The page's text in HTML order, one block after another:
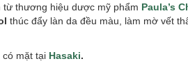
từ thương hiệu dược mỹ phẩm Paula’s
thúc đẩy làn da đều màu, làm mờ vết
có mặt tại Hasaki.